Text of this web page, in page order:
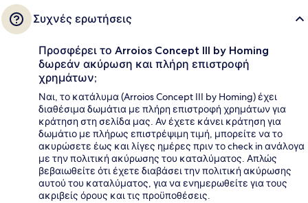
Συχνές ερωτήσεις
Προσφέρει το Arroios Concept III by Homing
δωρεάν ακύρωση και πλήρη επιστροφή
χρημάτων;
Ναι, το κατάλυμα (Arroios Concept III by Homing) έχει
διαθέσιμα δωμάτια με πλήρη επιστροφή χρημάτων για
κράτηση στη σελίδα μας. Αν έχετε κάνει κράτηση για
δωμάτιο με πλήρως επιστρέψιμη τιμή, μπορείτε να το
ακυρώσετε έως και λίγες ημέρες πριν το check in ανάλογα
με την πολιτική ακύρωσης του καταλύματος. Απλώς
βεβαιωθείτε ότι έχετε διαβάσει την πολιτική ακύρωσης
αυτού του καταλύματος, για να ενημερωθείτε για τους
ακριβείς όρους και τις προϋποθέσεις.